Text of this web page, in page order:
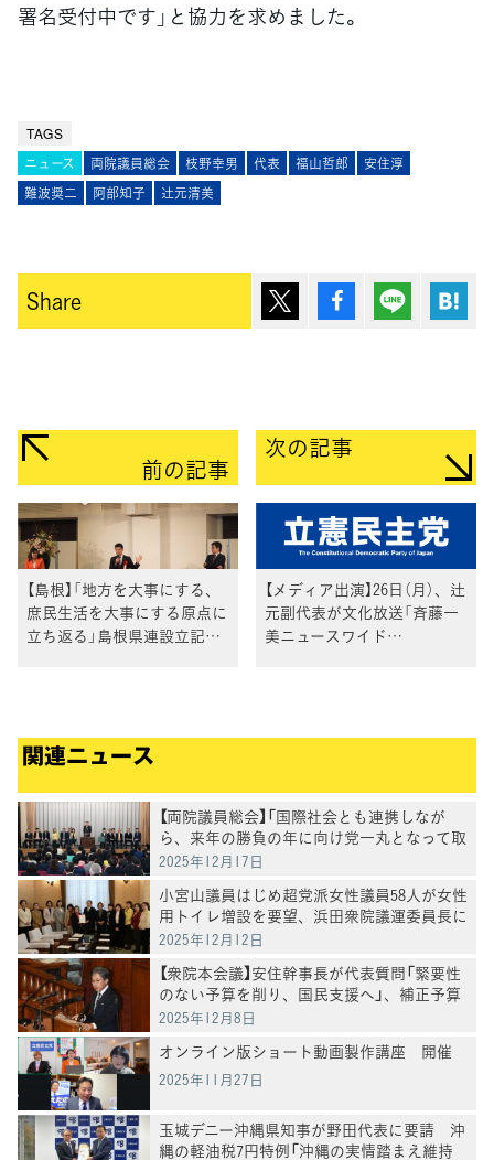
署名受付中です」と協力を求めました。
TAGS
ニュース 両院議員総会 枝野幸男 代表 福山哲郎
安住淳
難波奨二
阿部知子 辻󠄀元清美
Share ポスト シェア Lineで送
前の記事
【島根】「地方を大事にする、
庶民生活を大事にする原点に
立ち返る」島根県連設立記念
次の記事
【メディア出演】26日（月）、辻
元副代表が文化放送「斉藤一
美ニュースワイド
関連ニュース
【両院議員総会】「国際社会とも連携しなが
ら、来年の勝負の年に向け党一丸となって取
り組む」と野田代表
2025年12月17日
小宮山議員はじめ超党派女性議員58人が女性
用トイレ増設を要望、浜田衆院議運委員長に
申し入れ
2025年12月12日
【衆院本会議】安住幹事長が代表質問「緊要性
のない予算を削り、国民支援へ」、補正予算
案の"無駄"と"政治改革"を厳しく追及
2025年12月8日
オンライン版ショート動画製作講座 開催
2025年11月27日
玉城デニー沖縄県知事が野田代表に要請 沖
縄の軽油税7円特例「沖縄の実情踏まえ維持